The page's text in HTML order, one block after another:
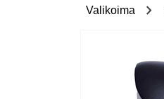
Valikoima chevron_right